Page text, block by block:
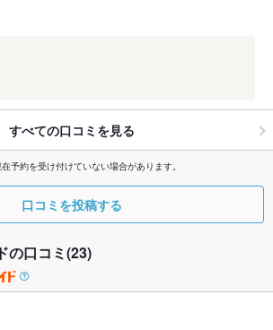
すべての口コミを見る
予約を受け付けていない場合があります。
口コミを投稿する
の口コミ(23)